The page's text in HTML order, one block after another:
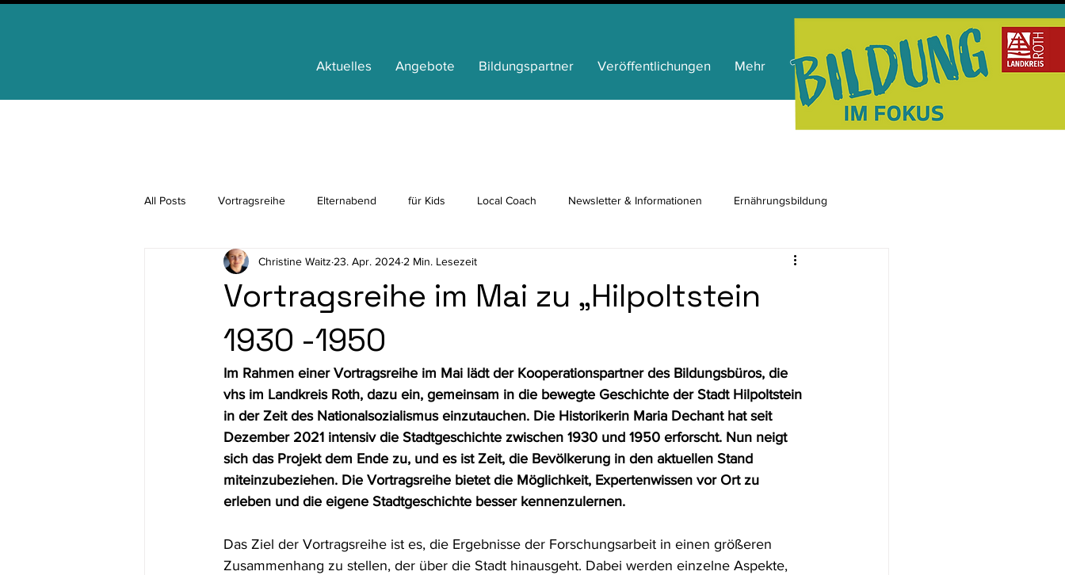
Aktuelles Angebote Bildungspartner Veröffentlichungen Mehr
All Posts Vortragsreihe Elternabend für Kids Local Coach Newsletter & Informationen Ernährungsbildung
Regionale Identität FamilienApp Ganztag News von unseren Partnern
für Schülerinnen und Schüler für Senioren
Demokratiebildung für Fachkräfte Kulturelle Bildung Bildung Gesundheit und Prävention
Vortragsreihe im Mai zu „Hilpoltstein
1930 -1950
Christine Waitz 23. Apr. 2024 2 Min. Lesezeit
Im Rahmen einer Vortragsreihe im Mai lädt der Kooperationspartner des Bildungsbüros, die
vhs im Landkreis Roth, dazu ein, gemeinsam in die bewegte Geschichte der Stadt Hilpoltstein
in der Zeit des Nationalsozialismus einzutauchen. Die Historikerin Maria Dechant hat seit
Dezember 2021 intensiv die Stadtgeschichte zwischen 1930 und 1950 erforscht. Nun neigt
sich das Projekt dem Ende zu, und es ist Zeit, die Bevölkerung in den aktuellen Stand
miteinzubeziehen. Die Vortragsreihe bietet die Möglichkeit, Expertenwissen vor Ort zu
erleben und die eigene Stadtgeschichte besser kennenzulernen.
Das Ziel der Vortragsreihe ist es, die Ergebnisse der Forschungsarbeit in einen größeren
Zusammenhang zu stellen, der über die Stadt hinausgeht. Dabei werden einzelne Aspekte,